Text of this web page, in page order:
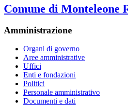
Comune di Monteleone
Amministrazione
Organi di governo
Aree amministrative
Uffici
Enti e fondazioni
Politici
Personale amministrativo
Documenti e dati